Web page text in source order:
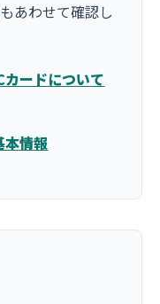
あわせて確認し
ードについて
本情報